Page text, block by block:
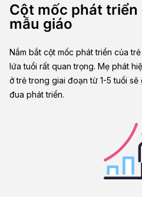
Cột mốc phát
mẫu giáo
Nắm bắt cột mốc phát triển của
lứa tuổi rất quan trọng. Mẹ phát
ở trẻ trong giai đoạn từ 1-5 tuổi
đua phát triển.